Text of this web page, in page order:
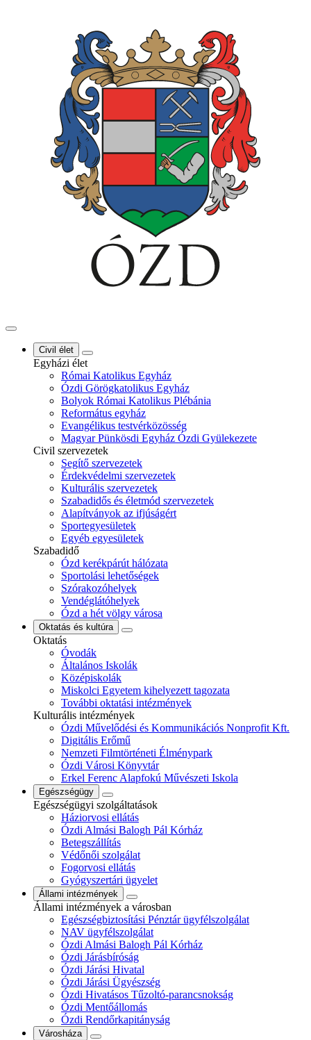
Civil élet
Egyházi élet
Római Katolikus Egyház
Ózdi Görögkatolikus Egyház
Bolyok Római Katolikus Plébánia
Református egyház
Evangélikus testvérközösség
Magyar Pünkösdi Egyház Ózdi Gyülekezete
Civil szervezetek
Segítő szervezetek
Érdekvédelmi szervezetek
Kulturális szervezetek
Szabadidős és életmód szervezetek
Alapítványok az ifjúságért
Sportegyesületek
Egyéb egyesületek
Szabadidő
Ózd kerékpárút hálózata
Sportolási lehetőségek
Szórakozóhelyek
Vendéglátóhelyek
Ózd a hét völgy városa
Oktatás és kultúra
Oktatás
Óvodák
Általános Iskolák
Középiskolák
Miskolci Egyetem kihelyezett tagozata
További oktatási intézmények
Kulturális intézmények
Ózdi Művelődési és Kommunikációs Nonprofit Kft.
Digitális Erőmű
Nemzeti Filmtörténeti Élménypark
Ózdi Városi Könyvtár
Erkel Ferenc Alapfokú Művészeti Iskola
Egészségügy
Egészségügyi szolgáltatások
Háziorvosi ellátás
Ózdi Almási Balogh Pál Kórház
Betegszállítás
Védőnői szolgálat
Fogorvosi ellátás
Gyógyszertári ügyelet
Állami intézmények
Állami intézmények a városban
Egészségbiztosítási Pénztár ügyfélszolgálat
NAV ügyfélszolgálat
Ózdi Almási Balogh Pál Kórház
Ózdi Járásbíróság
Ózdi Járási Hivatal
Ózdi Járási Ügyészség
Ózdi Hivatásos Tűzoltó-parancsnokság
Ózdi Mentőállomás
Ózdi Rendőrkapitányság
Városháza